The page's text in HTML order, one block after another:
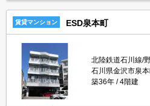
賃貸マンション ESD泉本町
北陸鉄道石川線/
石川県金沢市泉本
築36年
4階建